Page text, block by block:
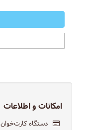
امکانات و اطلاعات
دستگاه کارت‌خوان